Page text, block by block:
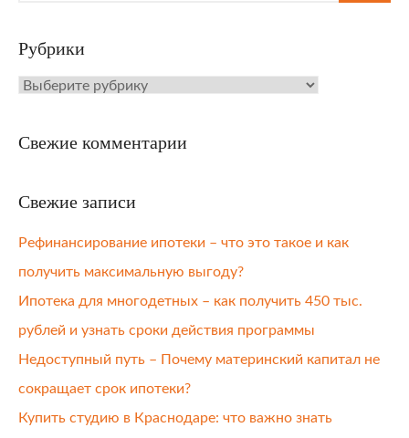
Рубрики
Рубрики
Свежие комментарии
Свежие записи
Рефинансирование ипотеки – что это такое и как
получить максимальную выгоду?
Ипотека для многодетных – как получить 450 тыс.
рублей и узнать сроки действия программы
Недоступный путь – Почему материнский капитал не
сокращает срок ипотеки?
Купить студию в Краснодаре: что важно знать